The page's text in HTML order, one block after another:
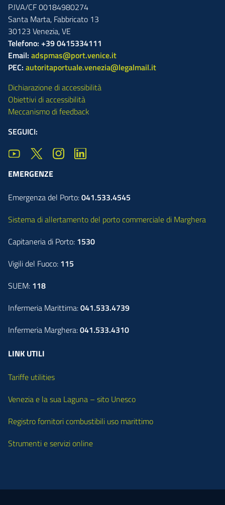
P.IVA/CF 00184980274
Santa Marta, Fabbricato 13
30123 Venezia,VE
Telefono: +39 0415334111
Email: adspmas@port.venice.it
PEC: autoritaportuale.venezia@legalmail.it
Dichiarazione di accessibilità
Obiettivi di accessibilità
Meccanismo di feedback
SEGUICI:
EMERGENZE
Emergenza del Porto:041.533.4545
Sistema di allertamento del porto commerciale di Marghera
Capitaneria di Porto: 1530
Vigili del Fuoco: 115
SUEM: 118
Infermeria Marittima:041.533.4739
Infermeria Marghera:041.533.4310
LINK UTILI
Tariffe utilities
Venezia e la sua Laguna – sito Unesco
Registro fornitori combustibili uso marittimo
Strumenti e servizi online